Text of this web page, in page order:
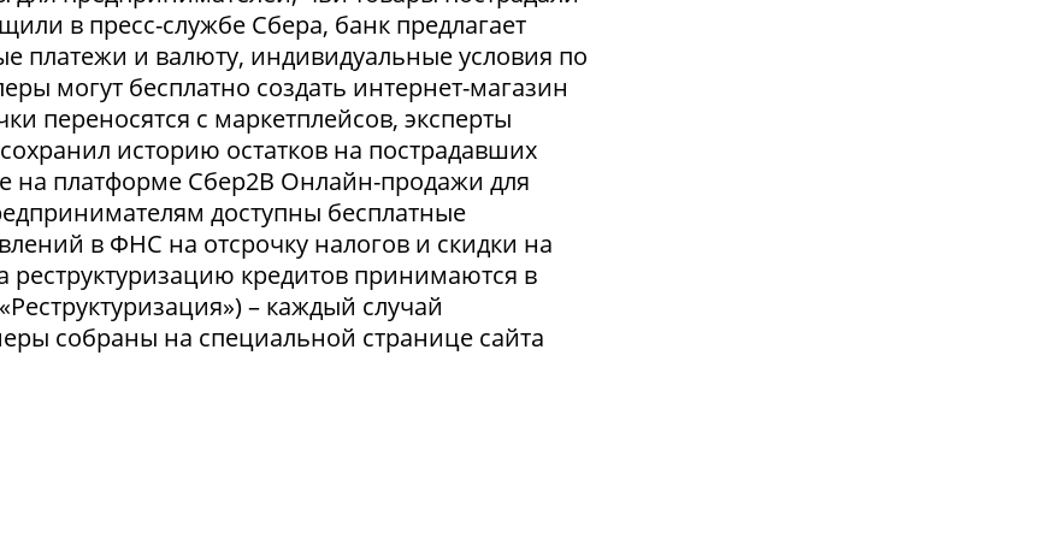
в пресс-службе Сбера, банк предлагает
платежи и валюту, индивидуальные условия по
могут бесплатно создать интернет-магазин
переносятся с маркетплейсов, эксперты
историю остатков на пострадавших
на платформе Сбер2В Онлайн-продажи для
доступны бесплатные
в ФНС на отсрочку налогов и скидки на
кредитов принимаются в
– каждый случай
собраны на специальной странице сайта